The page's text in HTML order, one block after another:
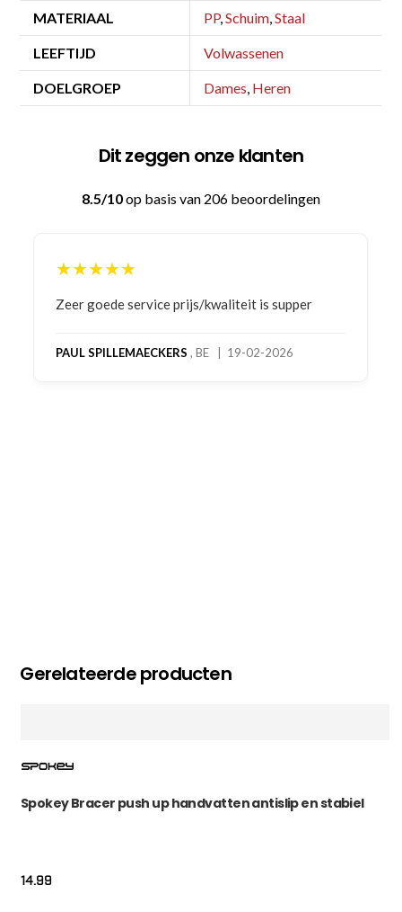
MATERIAAL PP,Schuim ,Staal
LEEFTIJD Volwassenen
DOELGROEP Dames Heren
Dit zeggen onze klanten
8.5/10op basis van 206 beoordelingen
★★★★★
Bestelling gedaan vanwege goede prijzen en
bestelling al ontvangen met gifts, waardoor je
Gerelateerde producten
Spokey Bracer push up handvatten antislip en stabiel
14.99